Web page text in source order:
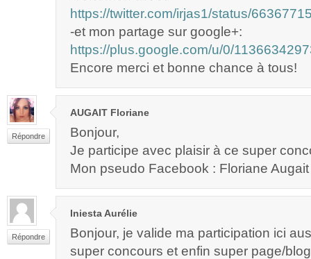
https://twitter.com/irjas1/status/
-et mon partage sur google+:
https://plus.google.com/u/0/
Encore merci et bonne chance à tous!
Répondre
AUGAIT Floriane
Bonjour,
Je participe avec plaisir à ce super
Mon pseudo Facebook : Floriane Augait
Répondre
Iniesta Aurélie
Bonjour, je valide ma participation ici
super concours et enfin super page/